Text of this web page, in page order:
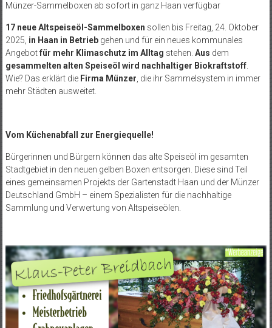
Münzer-Sammelboxen ab sofort in ganz Haan verfügbar
17 neue Altspeiseöl-Sammelboxen sollen bis Freitag, 24. Oktober
2025, in Haan in Betrieb gehen und für ein neues kommunales
Angebotfür mehr Klimaschutz im Alltag stehen. Aus dem
gesammelten alten Speiseöl wird nachhaltiger Biokraftstoff.
Wie? Das erklärt die Firma Münzer, die ihr Sammelsystem in immer
mehr Städten ausweitet.
Vom Küchenabfall zur Energiequelle!
Bürgerinnen und Bürgern können das alte Speiseöl im gesamten
Stadtgebiet in den neuen gelben Boxen entsorgen. Diese sind Teil
eines gemeinsamen Projekts der Gartenstadt Haan und der Münzer
Deutschland GmbH – einem Spezialisten für die nachhaltige
Sammlung und Verwertung von Altspeiseölen.